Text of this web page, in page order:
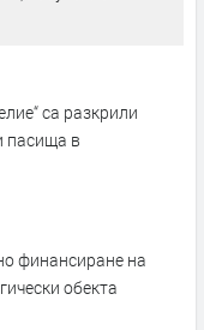
са разкрили
пасища в
финансиране на
обекта